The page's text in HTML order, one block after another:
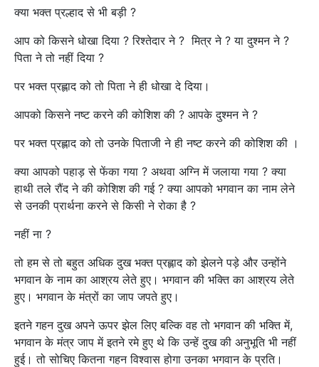
क्या भक्त प्रल्हाद से भी बड़ी ?
आप को किसने धोखा दिया ? रिश्तेदार ने ? मित्र ने ? या दुश्मन ने ?
पिता ने तो नहीं दिया ?
पर भक्त प्रह्लाद को तो पिता ने ही धोखा दे दिया।
आपको किसने नष्ट करने की कोशिश की ? आपके दुश्मन ने ?
पर भक्त प्रह्लाद को तो उनके पिताजी ने ही नष्ट करने की कोशिश की ।
क्या आपको पहाड़ से फेंका गया ? अथवा अग्नि में जलाया गया ? क्या
हाथी तले रौंद ने की कोशिश की गई ? क्या आपको भगवान का नाम लेने
से उनकी प्रार्थना करने से किसी ने रोका है ?
नहीं ना ?
तो हम से तो बहुत अधिक दुख भक्त प्रह्लाद को झेलने पड़े और उन्होंने
भगवान के नाम का आश्रय लेते हुए। भगवान की भक्ति का आश्रय लेते
हुए। भगवान के मंत्रों का जाप जपते हुए।
इतने गहन दुख अपने ऊपर झेल लिए बल्कि वह तो भगवान की भक्ति में,
भगवान के मंत्र जाप में इतने रमे हुए थे कि उन्हें दुख की अनुभूति भी नहीं
हुई। तो सोचिए कितना गहन विश्वास होगा उनका भगवान के प्रति।